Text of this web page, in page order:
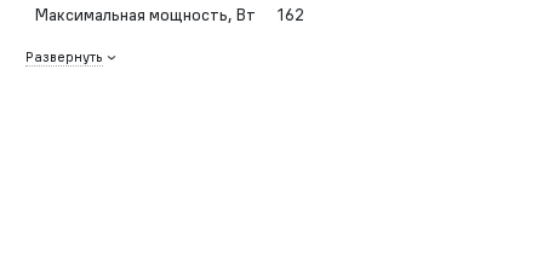
Максимальная мощность, Вт 162
Развернуть